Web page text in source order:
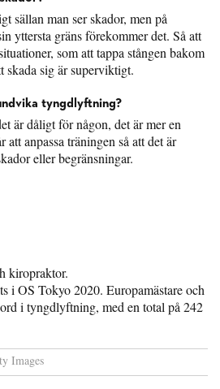
sällan man ser skador, men på
yttersta gräns förekommer det. Så att
som att tappa stången bakom
skada sig är superviktigt.
tyngdlyftning?
är dåligt för någon, det är mer en
anpassa träningen så att det är
eller begränsningar.
kiropraktor.
i OS Tokyo 2020. Europamästare och
i tyngdlyftning, med en total på 242
Images